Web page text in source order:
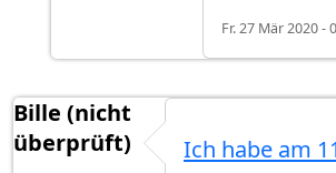
Fr. 27 Mär 2020 -
Bille (nicht
überprüft)
Ich habe am